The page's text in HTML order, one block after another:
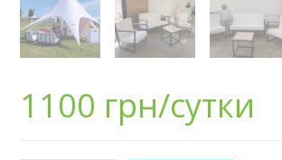
1100 грн/сутки